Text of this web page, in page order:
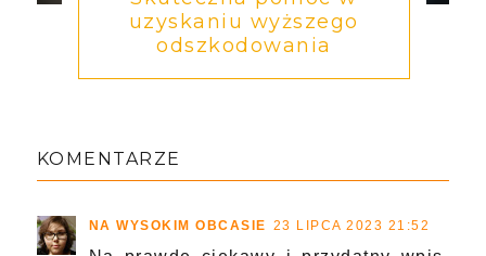
uzyskaniu wyższego
odszkodowania
KOMENTARZE
NA WYSOKIM OBCASIE 23 LIPCA 2023 21:52